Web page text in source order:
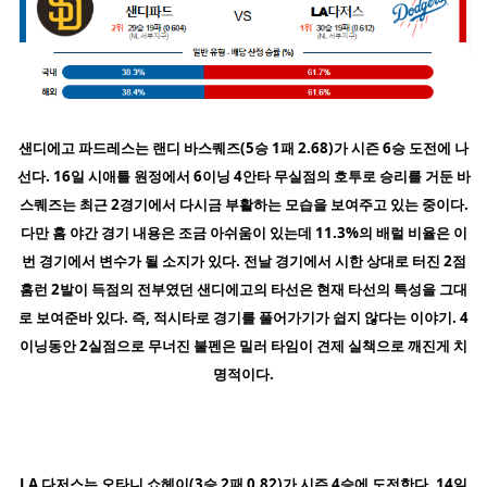
샌디에고 파드레스는 랜디 바스퀘즈(5승 1패 2.68)가 시즌 6승 도전에 나
선다. 16일 시애틀 원정에서 6이닝 4안타 무실점의 호투로 승리를 거둔 바
스퀘즈는 최근 2경기에서 다시금 부활하는 모습을 보여주고 있는 중이다.
다만 홈 야간 경기 내용은 조금 아쉬움이 있는데 11.3%의 배럴 비율은 이
번 경기에서 변수가 될 소지가 있다. 전날 경기에서 시한 상대로 터진 2점
홈런 2발이 득점의 전부였던 샌디에고의 타선은 현재 타선의 특성을 그대
로 보여준바 있다. 즉, 적시타로 경기를 풀어가기가 쉽지 않다는 이야기. 4
이닝동안 2실점으로 무너진 불펜은 밀러 타임이 견제 실책으로 깨진게 치
명적이다.